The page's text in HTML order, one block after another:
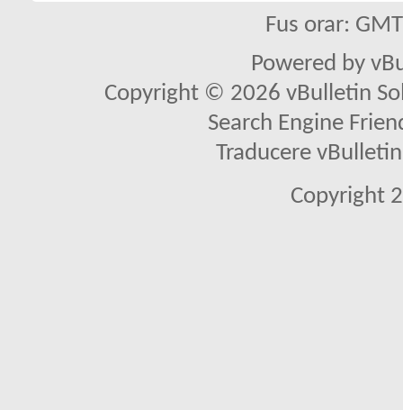
Fus orar:
Powered by
Copyright © 2026 vBulletin
Search Engine
Traducere
Copyright